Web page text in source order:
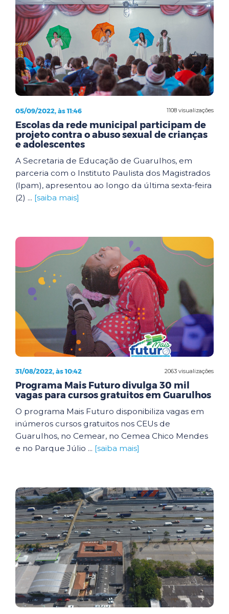
1108 visualizações
05/09/2022, às 11:46
Escolas da rede municipal participam de
projeto contra o abuso sexual de crianças
e adolescentes
A Secretaria de Educação de Guarulhos, em
parceria com o Instituto Paulista dos Magistrados
(Ipam), apresentou ao longo da última sexta-feira
(2) ... [saiba mais]
2063 visualizações
31/08/2022, às 10:42
Programa Mais Futuro divulga 30 mil
vagas para cursos gratuitos em Guarulhos
O programa Mais Futuro disponibiliza vagas em
inúmeros cursos gratuitos nos CEUs de
Guarulhos, no Cemear, no Cemea Chico Mendes
e no Parque Júlio ... [saiba mais]